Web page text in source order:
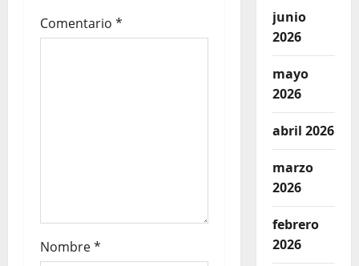
Comentario *
Nombre*
junio
2026
mayo
2026
abril 2026
marzo
2026
febrero
2026